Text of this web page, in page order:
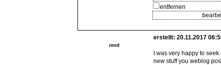
entfernen
nmd
erstellt: 20.11.2017
I was very happy to
new stuff you weblog